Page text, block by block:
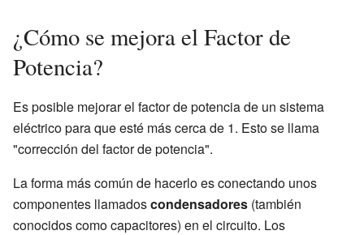
¿Cómo se mejora el Factor de
Potencia?
Es posible mejorar el factor de potencia de un sistema
eléctrico para que esté más cerca de 1. Esto se llama
"corrección del factor de potencia".
La forma más común de hacerlo es conectando unos
componentes llamadoscondensadores (también
conocidos como capacitores) en el circuito. Los